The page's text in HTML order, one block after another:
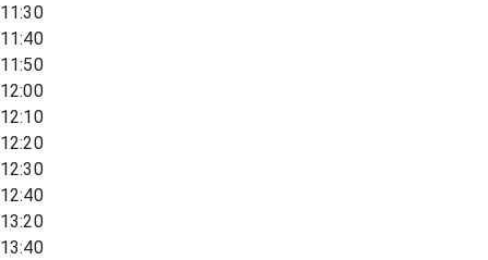
11:30
11:40
11:50
12:00
12:10
12:20
12:30
12:40
13:20
13:40